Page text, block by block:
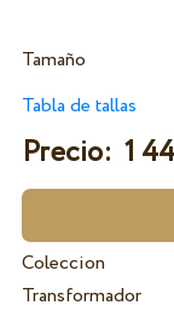
Tamaño
Tabla de tallas
Precio: 1
Coleccion
Transformador